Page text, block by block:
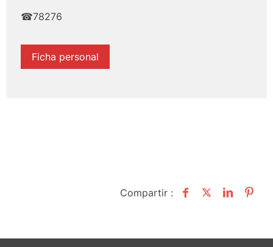
☎78276
Ficha personal
Compartir :